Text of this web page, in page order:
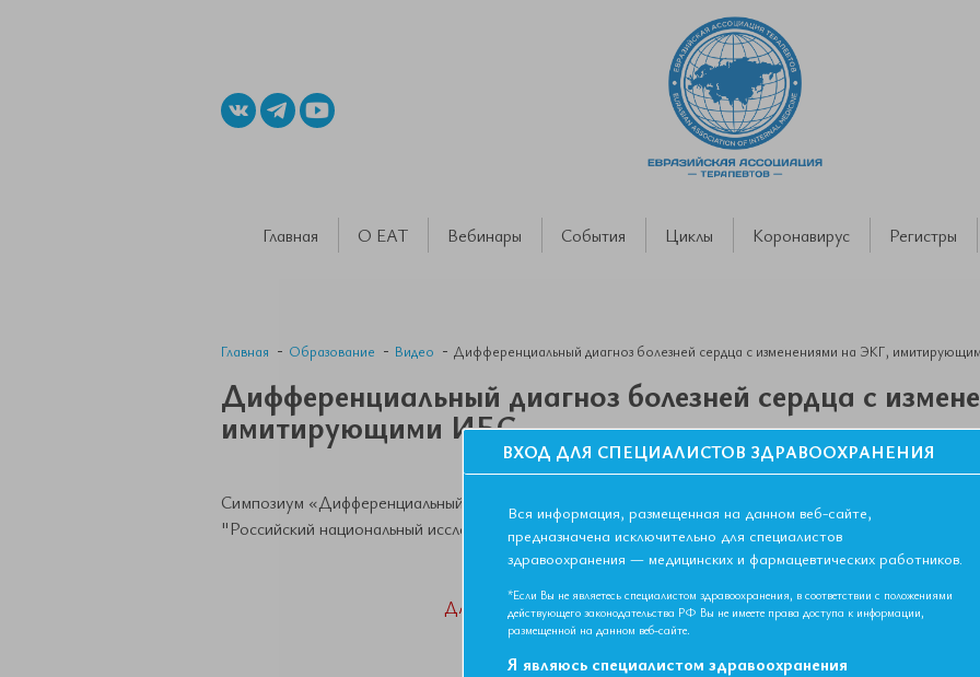
Главная О ЕАТ Вебинары События Циклы Коронавирус Регистры
Главная Образование Видео Дифференциальный диагноз болезней сердца с изменениями на ЭКГ,
Дифференциальный диагноз болезней сердца с
имитирующими ИБС
Симпозиум «Дифференциальный диагноз» Гендлин Геннадий Ефимович Д.м.н., профессор кафедры
"Российский национальный исследовательский медицинский университет имени Н.И.Пирогова"
ДАННЫЙ МАТЕРИАЛ ДОСТУПЕН ТОЛЬКО ЧЛЕНАМ
Если вы являетесь членом ЕАТ, пожалуйста,
ВХОД ДЛЯ СПЕЦИАЛИСТОВ ЗДРАВООХРАНЕНИЯ
Вся информация, размещенная на данном веб-сайте,
предназначена исключительно для специалистов
здравоохранения — медицинских и фармацевтических работников.
*Если Вы не являетесь специалистом здравоохранения, в соответствии с положениями
действующего законодательства РФ Вы не имеете права доступа к информации,
размещенной на данном веб-сайте.
Я являюсь специалистом здравоохранения